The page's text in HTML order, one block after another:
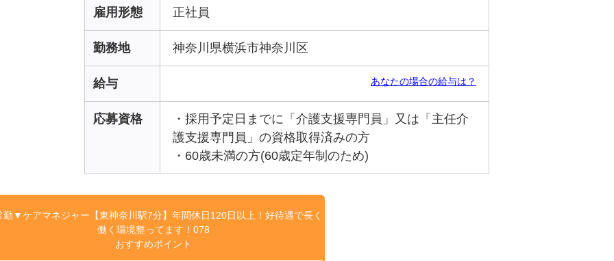
雇用形態 正社員
勤務地 神奈川県横浜市神奈川区
給与 あなたの場合の給与は？
応募資格
・採用予定日までに「介護支援専門員」又は「主任介
護支援専門員」の資格取得済みの方
・60歳未満の方(60歳定年制のため)
▼ケアマネジャー【東神奈川駅7分】年間休日120日以上！好待遇で長く
働く環境整ってます！078
おすすめポイント